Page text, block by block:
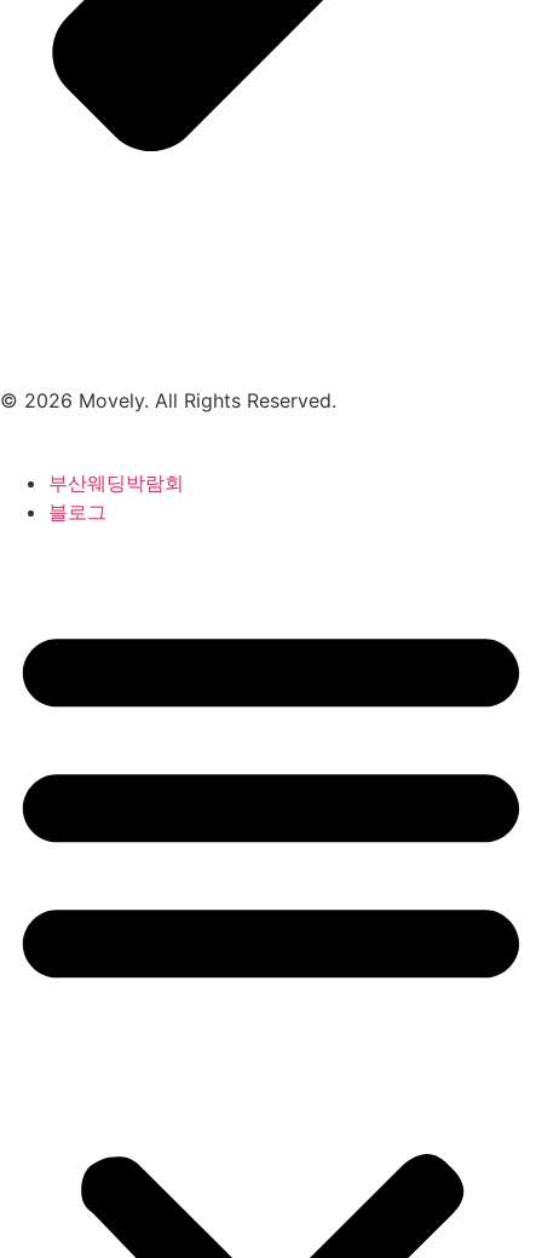
© 2026 Movely. All Rights Reserved.
부산웨딩박람회
블로그